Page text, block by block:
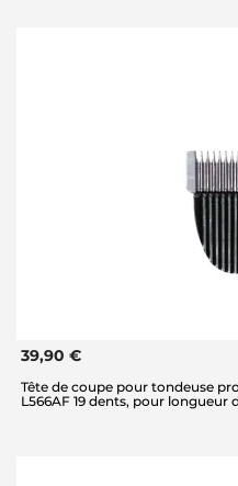
39,90 €
Tête de coupe pour tondeuse
L566AF 19 dents, pour longueur